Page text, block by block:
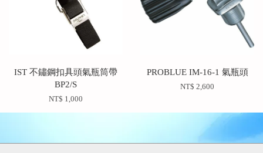
IST 不鏽鋼扣具頭氣瓶筒帶
BP2/S
NT$ 1,000
PROBLUE IM-16-1 氣瓶頭
NT$ 2,600